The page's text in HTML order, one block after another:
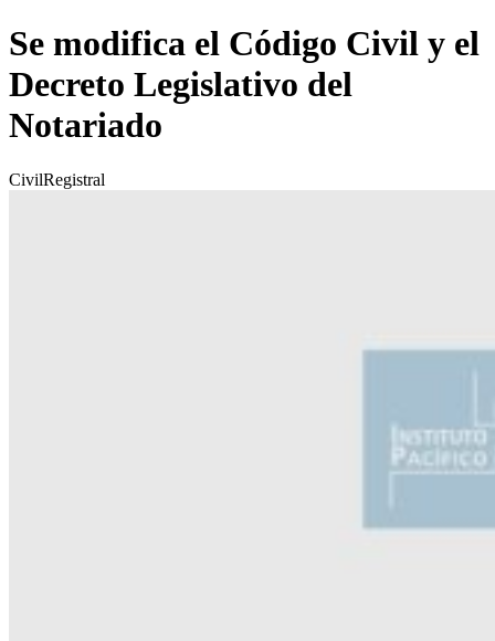
Se modifica el Código Civil y el
Decreto Legislativo del
Notariado
CivilRegistral